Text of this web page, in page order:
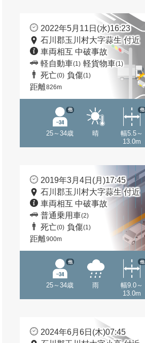
2022年5月11日(水)16:23
石川郡玉川村大字蒜生 付近
車両相互 中破事故
軽自動車(1) 軽貨物車(1)
死亡(0) 負傷(1)
距離826m
25～34歳
他
晴
幅5.5～
13.0m
他
2019年3月4日(月)17:45
石川郡玉川村大字蒜生 付近
車両相互 中破事故
普通乗用車(2)
死亡(0) 負傷(1)
距離900m
25～34歳
他
雨
幅9.0～
13.0m
他
2024年6月6日(木)07:45